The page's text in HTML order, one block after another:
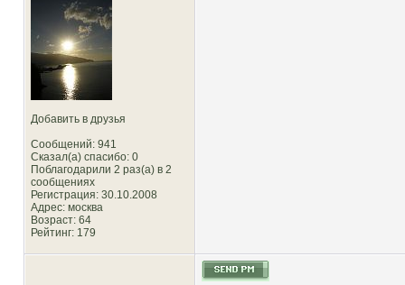
Добавить в друзья
Сообщений: 941
Сказал(а) спасибо: 0
Поблагодарили 2 раз(а) в 2
сообщениях
Регистрация: 30.10.2008
Адрес: москва
Возраст: 64
Рейтинг: 179